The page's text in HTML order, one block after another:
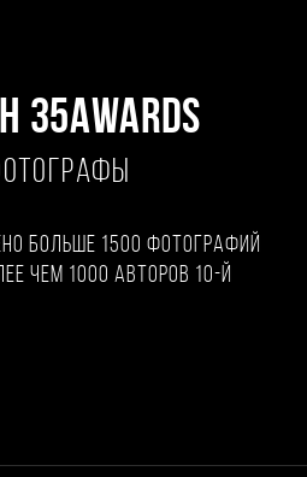
35AWARDS
больше 1500 фотографий
чем 1000 авторов 10-й